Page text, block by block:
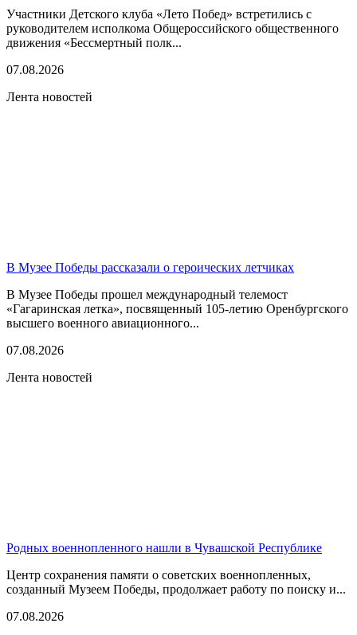
Участники Детского клуба «Лето Побед» встретились с
руководителем исполкома Общероссийского общественного
движения «Бессмертный полк...
07.08.2026
Лента новостей
В Музее Победы рассказали о героических летчиках
В Музее Победы прошел международный телемост
«Гагаринская летка», посвященный 105-летию Оренбургского
высшего военного авиационного...
07.08.2026
Лента новостей
Родных военнопленного нашли в Чувашской Республике
Центр сохранения памяти о советских военнопленных,
созданный Музеем Победы, продолжает работу по поиску и...
07.08.2026